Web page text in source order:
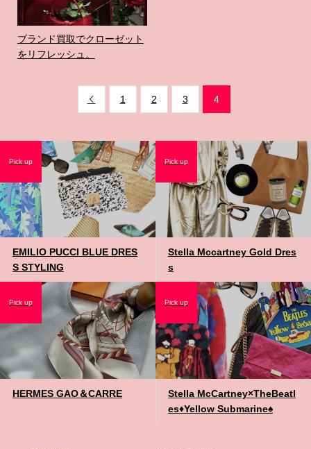
ブランド買取でクローゼット
をリフレッシュ。
 1 2 3 4
EMILIO PUCCI BLUE DRES
S STYLING
Pick up
Stella Mccartney Gold Dres
s
Pick up
HERMES GAO＆CARRE
Pick up
Stella McCartney×TheBeatl
es♦️Yellow Submarine♠️
Pick up